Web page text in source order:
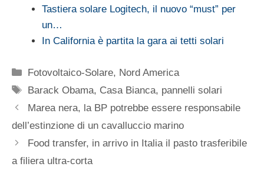
Tastiera solare Logitech, il nuovo “must” per
un…
In California è partita la gara ai tetti solari
Categorie
Fotovoltaico-Solare, Nord America
Tag
Barack Obama, Casa Bianca, pannelli solari
Marea nera, la BP potrebbe essere responsabile
dell’estinzione di un cavalluccio marino
Food transfer, in arrivo in Italia il pasto trasferibile
a filiera ultra-corta